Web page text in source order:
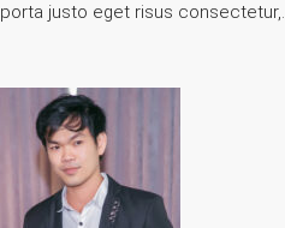
porta justo eget risus